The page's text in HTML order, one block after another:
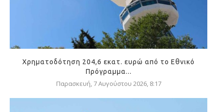
Χρηματοδότηση 204,6 εκατ. ευρώ από το Εθνικό
Πρόγραμμα...
Παρασκευή, 7 Αυγούστου 2026, 8:17